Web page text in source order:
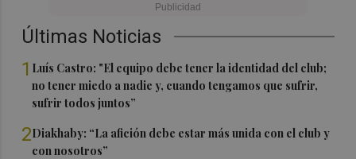
Últimas Noticias
1 Luís Castro: "El equipo debe tener la identidad del club;
no tener miedo a nadie y, cuando tengamos que sufrir,
sufrir todos juntos”
2Diakhaby: “La afición debe estar más unida con el club y
con nosotros”